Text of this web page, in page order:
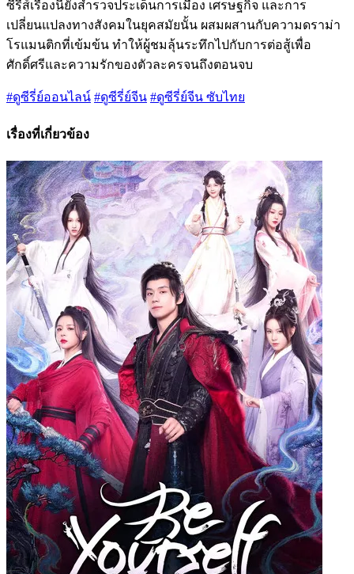
ซีรีส์เรื่องนี้ยังสำรวจประเด็นการเมือง เศรษฐกิจ และการ
เปลี่ยนแปลงทางสังคมในยุคสมัยนั้น ผสมผสานกับความดราม่า
โรแมนติกที่เข้มข้น ทำให้ผู้ชมลุ้นระทึกไปกับการต่อสู้เพื่อ
ศักดิ์ศรีและความรักของตัวละครจนถึงตอนจบ
#ดูซีรี่ย์ออนไลน์ #ดูซีรี่ย์จีน #ดูซีรี่ย์จีน ซับไทย
เรื่องที่เกี่ยวข้อง